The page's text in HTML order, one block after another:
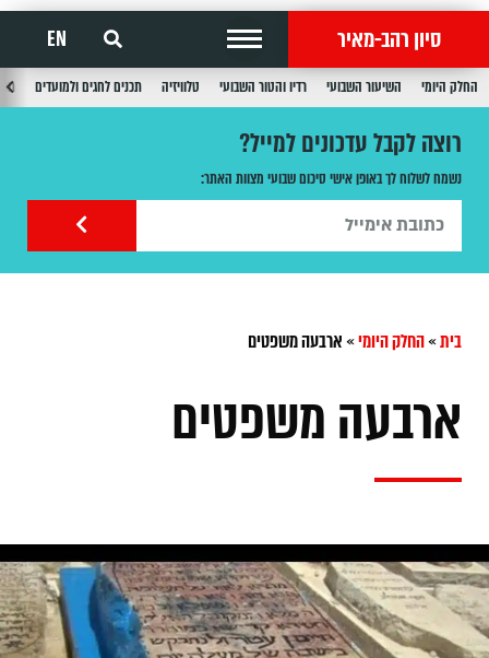
סיון רהב-מאיר EN
החלק היומי השיעור השבועי רדיו והטור השבועי טלוויזיה תכנים לחגים ולמועדים
רוצה לקבל עדכונים למייל?
נשמח לשלוח לך באופן אישי סיכום שבועי מצוות האתר:
בית»החלק היומי»ארבעה משפטים
ארבעה משפטים